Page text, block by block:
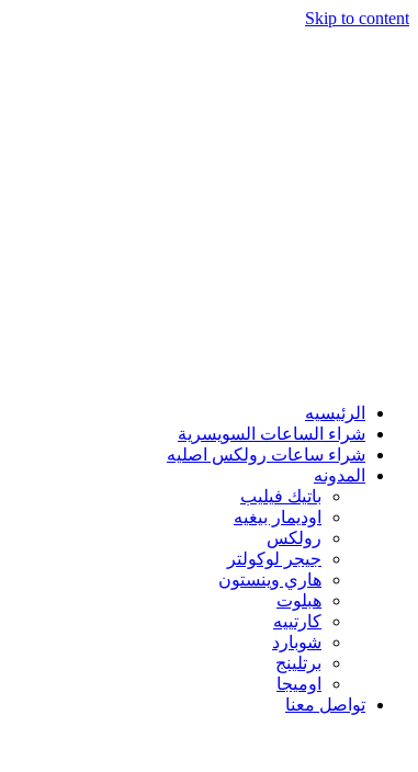
Skip to content
الرئيسيه
شراء الساعات السويسرية
شراء ساعات رولكس اصليه
المدونه
باتيك فيليب
اوديمار بيغيه
رولكس
جيجر لوكولتر
هاري وينستون
هبلوت
كارتييه
شوبارد
برتلينج
اوميجا
تواصل معنا